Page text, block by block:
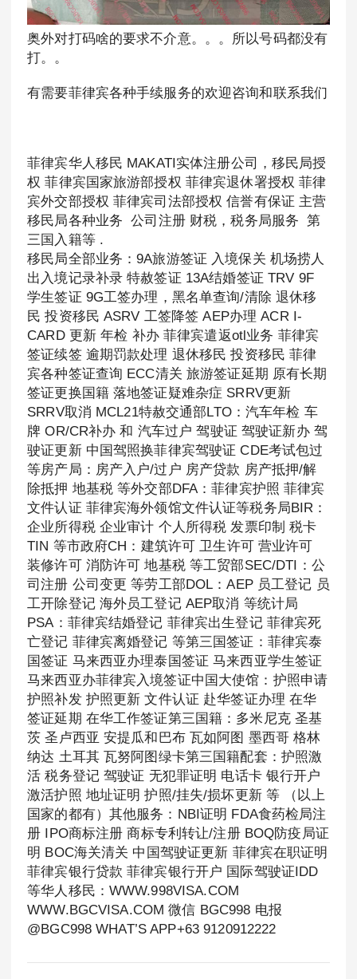
奥外对打码啥的要求不介意。。。所以号码都没有
打。。
有需要菲律宾各种手续服务的欢迎咨询和联系我们
菲律宾华人移民 MAKATI实体注册公司，移民局授
权 菲律宾国家旅游部授权 菲律宾退休署授权 菲律
宾外交部授权 菲律宾司法部授权 信誉有保证 主营
移民局各种业务 公司注册 财税，税务局服务 第
三国入籍等 .
移民局全部业务：9A旅游签证 入境保关 机场捞人
出入境记录补录 特赦签证 13A结婚签证 TRV 9F
学生签证 9G工签办理，黑名单查询/清除 退休移
民 投资移民 ASRV 工签降签 AEP办理 ACR I-
CARD 更新 年检 补办 菲律宾遣返otl业务 菲律宾
签证续签 逾期罚款处理 退休移民 投资移民 菲律
宾各种签证查询 ECC清关 旅游签证延期 原有长期
签证更换国籍 落地签证疑难杂症 SRRV更新
SRRV取消 MCL21特赦交通部LTO：汽车年检 车
牌 OR/CR补办 和 汽车过户 驾驶证 驾驶证新办 驾
驶证更新 中国驾照换菲律宾驾驶证 CDE考试包过
等房产局：房产入户/过户 房产贷款 房产抵押/解
除抵押 地基税 等外交部DFA：菲律宾护照 菲律宾
文件认证 菲律宾海外领馆文件认证等税务局BIR：
企业所得税 企业审计 个人所得税 发票印制 税卡
TIN 等市政府CH：建筑许可 卫生许可 营业许可
装修许可 消防许可 地基税 等工贸部SEC/DTI：公
司注册 公司变更 等劳工部DOL：AEP 员工登记 员
工开除登记 海外员工登记 AEP取消 等统计局
PSA：菲律宾结婚登记 菲律宾出生登记 菲律宾死
亡登记 菲律宾离婚登记 等第三国签证：菲律宾泰
国签证 马来西亚办理泰国签证 马来西亚学生签证
马来西亚办菲律宾入境签证中国大使馆：护照申请
护照补发 护照更新 文件认证 赴华签证办理 在华
签证延期 在华工作签证第三国籍：多米尼克 圣基
茨 圣卢西亚 安提瓜和巴布 瓦如阿图 墨西哥 格林
纳达 土耳其 瓦努阿图绿卡第三国籍配套：护照激
活 税务登记 驾驶证 无犯罪证明 电话卡 银行开户
激活护照 地址证明 护照/挂失/损坏更新 等 （以上
国家的都有）其他服务：NBI证明 FDA食药检局注
册 IPO商标注册 商标专利转让/注册 BOQ防疫局证
明 BOC海关清关 中国驾驶证更新 菲律宾在职证明
菲律宾银行贷款 菲律宾银行开户 国际驾驶证IDD
等华人移民：WWW.998VISA.COM
WWW.BGCVISA.COM 微信 BGC998 电报
@BGC998 WHAT’S APP+63 9120912222